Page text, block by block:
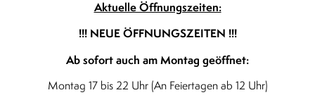
Aktuelle Öffnungszeiten:
!!! NEUE ÖFFNUNGSZEITEN !!!
Ab sofort auch am Montag geöffnet:
Montag 17 bis 22 Uhr (An Feiertagen ab 12 Uhr)